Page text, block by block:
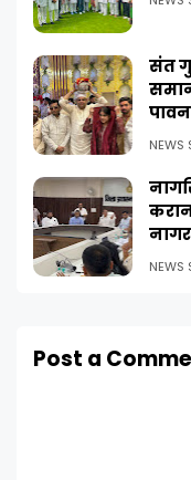
संत
NEWS
नागर
NEWS
Post a